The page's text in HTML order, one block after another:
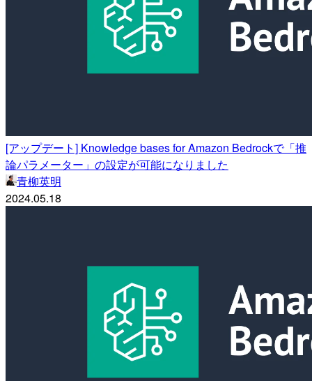
[アップデート] Knowledge bases for Amazon Bedrockで「推
論パラメーター」の設定が可能になりました
青柳英明
2024.05.18